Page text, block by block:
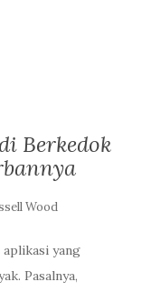
Berkedok
Wood
yang
Pasalnya,